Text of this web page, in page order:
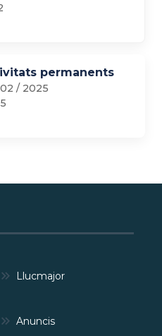
permanents
/ 2025
Llucmajor
Anuncis